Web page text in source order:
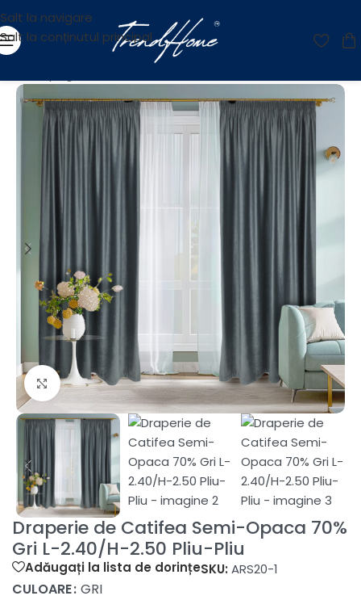
Salt la navigare
Salt la conținutul principal
Fă clic pentru a mări
Draperie de Catifea Semi-Opaca 70%
Gri L-2.40/H-2.50 Pliu-Pliu
Adăugați la lista de dorințeSKU: ARS20-1
CULOARE GRI